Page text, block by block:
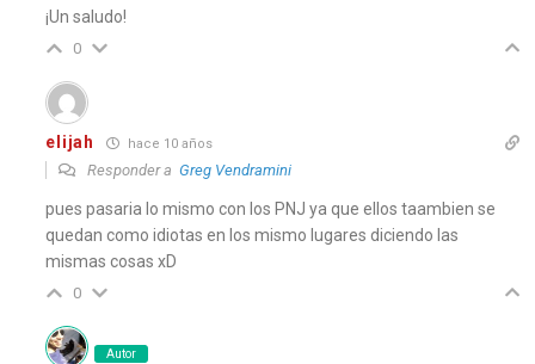
¡Un saludo!
0
elijah hace 10 años
Responder aGreg Vendramini
pues pasaria lo mismo con los PNJ ya que ellos taambien se
quedan como idiotas en los mismo lugares diciendo las
mismas cosas xD
0
Autor